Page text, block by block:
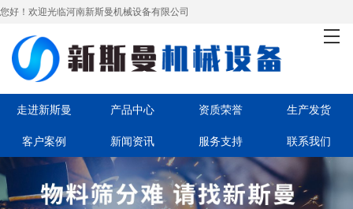
您好！欢迎光临河南新斯曼机械设备有限公司
首页
走进新斯曼
资质荣誉
生产发货
走进新斯曼 产品中心 资质荣誉 生产发货
客户案例 新闻资讯 服务支持 联系我们